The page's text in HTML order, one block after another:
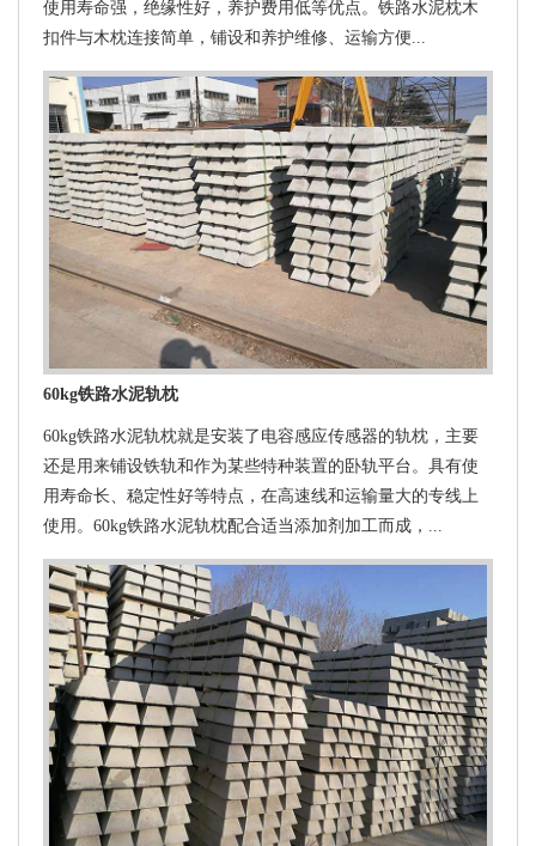
使用寿命强，绝缘性好，养护费用低等优点。铁路水泥枕木
扣件与木枕连接简单，铺设和养护维修、运输方便...
60kg铁路水泥轨枕
60kg铁路水泥轨枕就是安装了电容感应传感器的轨枕，主要
还是用来铺设铁轨和作为某些特种装置的卧轨平台。具有使
用寿命长、稳定性好等特点，在高速线和运输量大的专线上
使用。60kg铁路水泥轨枕配合适当添加剂加工而成，...